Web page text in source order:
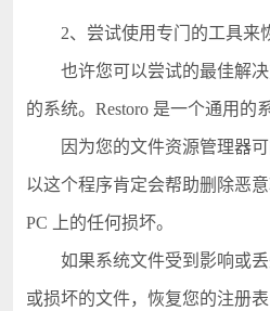
2、尝试使用专门的工具来
也许您可以尝试的最佳解决
的系统。Restoro 是一个通用的
因为您的文件资源管理器可
以这个程序肯定会帮助删除恶
PC 上的任何损坏。
如果系统文件受到影响或丢
或损坏的文件，恢复您的注册